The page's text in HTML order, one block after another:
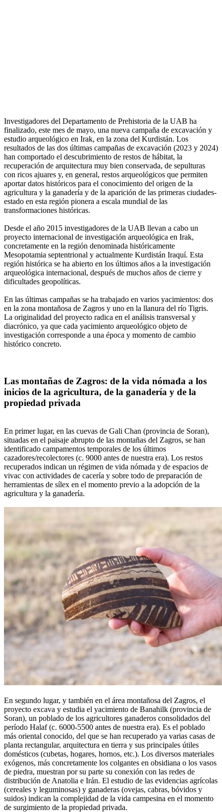
Investigadores del Departamento de Prehistoria de la UAB ha
finalizado, este mes de mayo, una nueva campaña de excavación y
estudio arqueológico en Irak, en la zona del Kurdistán. Los
resultados de las dos últimas campañas de excavación (2023 y 2024)
han comportado el descubrimiento de restos de hábitat, la
recuperación de arquitectura muy bien conservada, de sepulturas
con ricos ajuares y, en general, restos arqueológicos que permiten
aportar datos históricos para el conocimiento del origen de la
agricultura y la ganadería y de la aparición de las primeras ciudades-
estado en esta región pionera a escala mundial de las
transformaciones históricas.
Desde el año 2015 investigadores de la UAB llevan a cabo un
proyecto internacional de investigación arqueológica en Irak,
concretamente en la región denominada históricamente
Mesopotamia septentrional y actualmente Kurdistán Iraquí. Esta
región histórica se ha abierto en los últimos años a la investigación
arqueológica internacional, después de muchos años de cierre y
dificultades geopolíticas.
En las últimas campañas se ha trabajado en varios yacimientos: dos
en la zona montañosa de Zagros y uno en la llanura del río Tigris.
La originalidad del proyecto radica en el análisis transversal y
diacrónico, ya que cada yacimiento arqueológico objeto de
investigación corresponde a una época y momento de cambio
histórico concreto.
Las montañas de Zagros: de la vida nómada a los
inicios de la agricultura, de la ganadería y de la
propiedad privada
En primer lugar, en las cuevas de Gali Chan (provincia de Soran),
situadas en el paisaje abrupto de las montañas del Zagros, se han
identificado campamentos temporales de los últimos
cazadores/recolectores (c. 9000 antes de nuestra era). Los restos
recuperados indican un régimen de vida nómada y de espacios de
vivac con actividades de cacería y sobre todo de preparación de
herramientas de sílex en el momento previo a la adopción de la
agricultura y la ganadería.
En segundo lugar, y también en el área montañosa del Zagros, el
proyecto excava y estudia el yacimiento de Banahilk (provincia de
Soran), un poblado de los agricultores ganaderos consolidados del
período Halaf (c. 6000-5500 antes de nuestra era). Es el poblado
más oriental conocido, del que se han recuperado ya varias casas de
planta rectangular, arquitectura en tierra y sus principales útiles
domésticos (cubetas, hogares, hornos, etc.). Los diversos materiales
exógenos, más concretamente los colgantes en obsidiana o los vasos
de piedra, muestran por su parte su conexión con las redes de
distribución de Anatolia e Irán. El estudio de las evidencias agrícolas
(cereales y leguminosas) y ganaderas (ovejas, cabras, bóvidos y
suidos) indican la complejidad de la vida campesina en el momento
de surgimiento de la propiedad privada.